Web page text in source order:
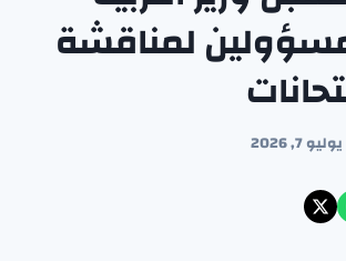
لمناقشة
يوليو 7, 2026